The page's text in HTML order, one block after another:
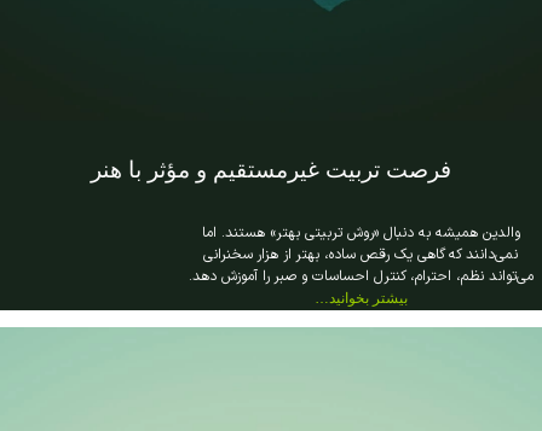
فرصت تربیت غیرمستقیم و مؤثر با هنر
والدین همیشه به دنبال «روش تربیتی بهتر» هستند. اما
نمی‌دانند که گاهی یک رقص ساده، بهتر از هزار سخنرانی
می‌تواند نظم، احترام، کنترل احساسات و صبر را آموزش دهد.
بیشتر بخوانید…